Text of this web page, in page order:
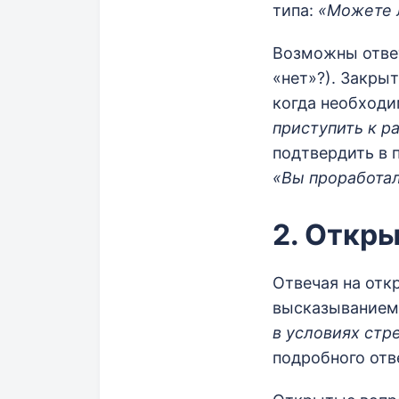
типа: «Можете
Возможны
«нет»?).
когда
приступить к
подтвердить в
«Вы
2.
Отвечая на
в условиях
подробного